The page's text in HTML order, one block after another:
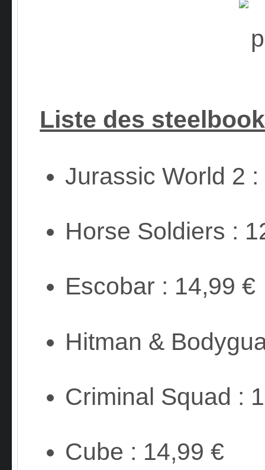
Liste des
Jurassic World 2
Horse Soldiers :
Escobar : 14,99 €
Hitman &
Criminal Squad :
Cube : 14,99 €